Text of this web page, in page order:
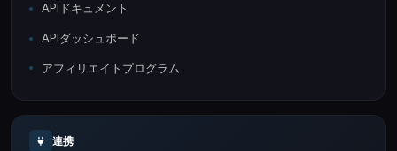
APIドキュメント
APIダッシュボード
アフィリエイトプログラム
連携